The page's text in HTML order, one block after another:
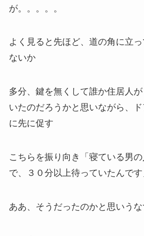
が。。。。。
よく見ると先ほど、道の角に立
ないか
多分、鍵を無くして誰か住居人
いたのだろうかと思いながら、
に先に促す
こちらを振り向き「寝ている男
で、３０分以上待っていたんです
ああ、そうだったのかと思いう